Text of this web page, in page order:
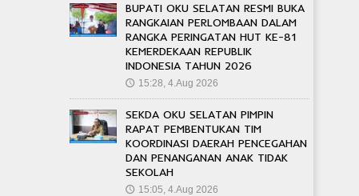
BUPATI OKU SELATAN RESMI BUKA
RANGKAIAN PERLOMBAAN DALAM
RANGKA PERINGATAN HUT KE-81
KEMERDEKAAN REPUBLIK
INDONESIA TAHUN 2026
🕔 15:28, 4.Aug 2026
SEKDA OKU SELATAN PIMPIN
RAPAT PEMBENTUKAN TIM
KOORDINASI DAERAH PENCEGAHAN
DAN PENANGANAN ANAK TIDAK
SEKOLAH
🕔 15:05, 4.Aug 2026